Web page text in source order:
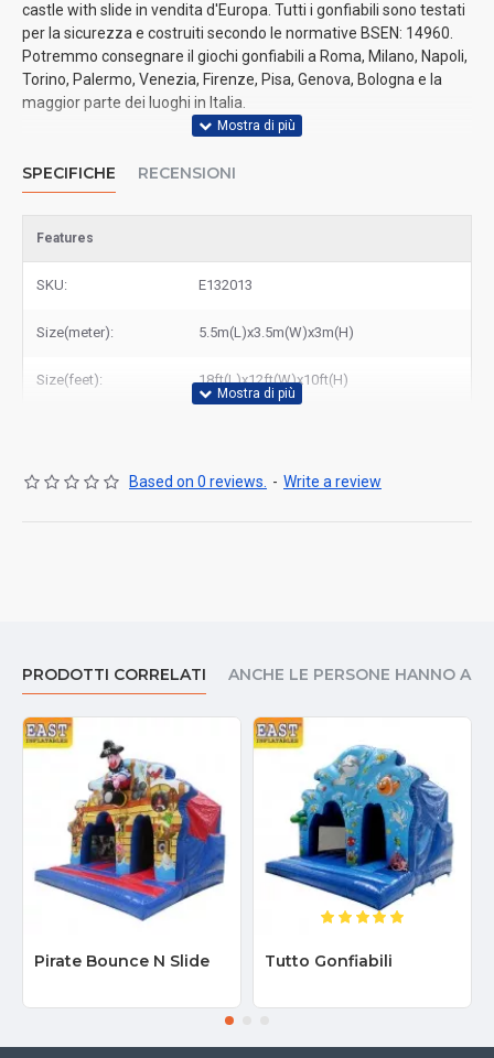
castle with slide in vendita d'Europa. Tutti i gonfiabili sono testati
per la sicurezza e costruiti secondo le normative BSEN: 14960.
Potremmo consegnare il giochi gonfiabili a Roma, Milano, Napoli,
Torino, Palermo, Venezia, Firenze, Pisa, Genova, Bologna e la
maggior parte dei luoghi in Italia.
SPECIFICHE RECENSIONI
Features
SKU: E132013
Size(meter): 5.5m(L)x3.5m(W)x3m(H)
Size(feet): 18ft(L)x12ft(W)x10ft(H)
Based on 0 reviews. - Write a review
PRODOTTI CORRELATI ANCHE LE PERSONE HANNO
Pirate Bounce N Slide Tutto Gonfiabili